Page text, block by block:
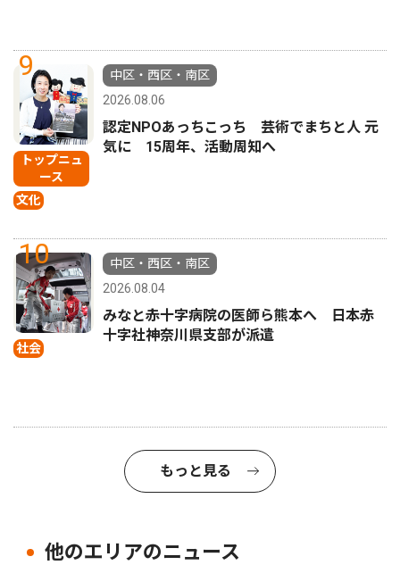
9
トップニュ
ース
文化
中区・西区・南区
2026.08.06
認定NPOあっちこっち 芸術でまちと人 元
気に 15周年、活動周知へ
10
社会
中区・西区・南区
2026.08.04
みなと赤十字病院の医師ら熊本へ 日本赤
十字社神奈川県支部が派遣
もっと見る
他のエリアのニュース